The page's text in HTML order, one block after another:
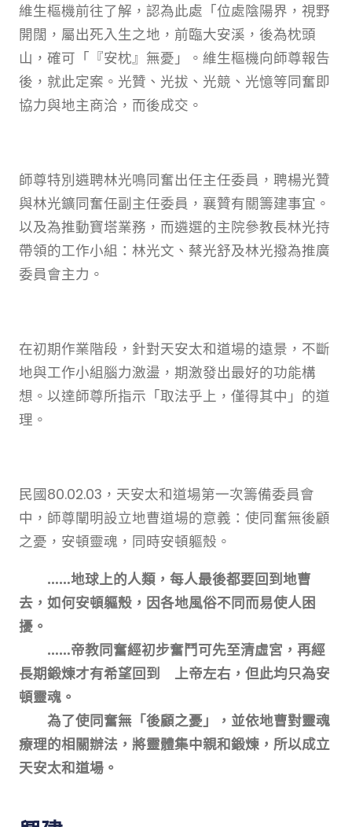
維生樞機前往了解，認為此處「位處陰陽界，視野
開闊，屬出死入生之地，前臨大安溪，後為枕頭
山，確可「『安枕』無憂」。維生樞機向師尊報告
後，就此定案。光贊、光拔、光競、光憶等同奮即
協力與地主商洽，而後成交。
師尊特別遴聘林光鳴同奮出任主任委員，聘楊光贊
與林光鑛同奮任副主任委員，襄贊有關籌建事宜。
以及為推動寶塔業務，而遴選的主院參教長林光持
帶領的工作小組：林光文、蔡光舒及林光撥為推廣
委員會主力。
在初期作業階段，針對天安太和道場的遠景，不斷
地與工作小組腦力激盪，期激發出最好的功能構
想。以達師尊所指示「取法乎上，僅得其中」的道
理。
民國80.02.03，天安太和道場第一次籌備委員會
中，師尊闡明設立地曹道場的意義：使同奮無後顧
之憂，安頓靈魂，同時安頓軀殼。
……地球上的人類，每人最後都要回到地曹
去，如何安頓軀殼，因各地風俗不同而易使人困
擾。
……帝教同奮經初步奮鬥可先至清虛宮，再經
長期鍛煉才有希望回到 上帝左右，但此均只為安
頓靈魂。
為了使同奮無「後顧之憂」，並依地曹對靈魂
療理的相關辦法，將靈體集中親和鍛煉，所以成立
天安太和道場。